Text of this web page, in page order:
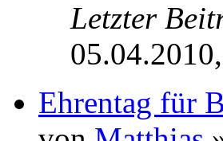
Letzter
Ehrentag für